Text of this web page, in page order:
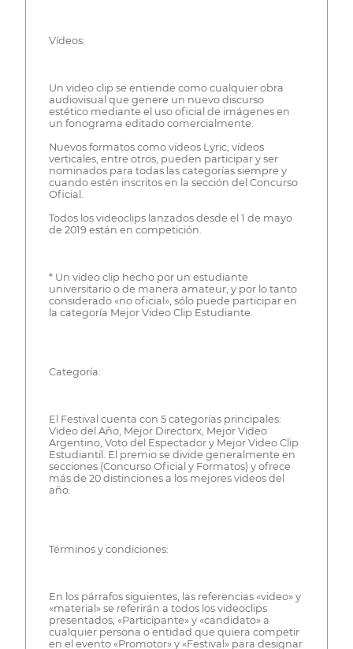
Vídeos:
Un video clip se entiende como cualquier obra
audiovisual que genere un nuevo discurso
estético mediante el uso oficial de imágenes en
un fonograma editado comercialmente.
Nuevos formatos como vídeos Lyric, vídeos
verticales, entre otros, pueden participar y ser
nominados para todas las categorías siempre y
cuando estén inscritos en la sección del Concurso
Oficial.
Todos los videoclips lanzados desde el 1 de mayo
de 2019 están en competición.
* Un video clip hecho por un estudiante
universitario o de manera amateur, y por lo tanto
considerado «no oficial», sólo puede participar en
la categoría Mejor Video Clip Estudiante.
Categoría:
El Festival cuenta con 5 categorías principales:
Video del Año, Mejor Directorx, Mejor Video
Argentino, Voto del Espectador y Mejor Video Clip
Estudiantil. El premio se divide generalmente en
secciones (Concurso Oficial y Formatos) y ofrece
más de 20 distinciones a los mejores videos del
año.
Términos y condiciones:
En los párrafos siguientes, las referencias «video» y
«material» se referirán a todos los videoclips
presentados, «Participante» y «candidato» a
cualquier persona o entidad que quiera competir
en el evento «Promotor» y «Festival» para designar